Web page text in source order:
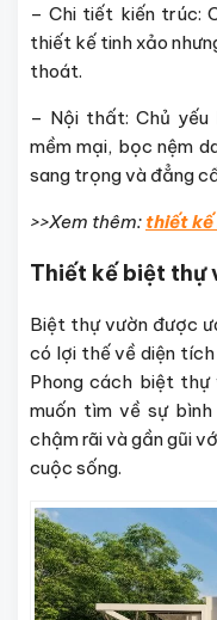
– Chi tiết kiến trúc:
thiết kế tinh xảo
thoát.
– Nội thất: Chủ yếu
mềm mại, bọc nệm
sang trọng và đẳng
>>Xem thêm: thiết kế
Thiết kế biệt thự
Biệt thự vườn được
có lợi thế về diện
Phong cách biệt thự
muốn tìm về sự
chậm rãi và gần gũi
cuộc sống.